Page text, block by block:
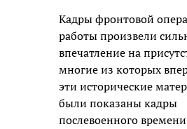
Кадры фронтовой
работы произвели
впечатление на
многие из которых
эти исторические
были показаны кадры
послевоенного